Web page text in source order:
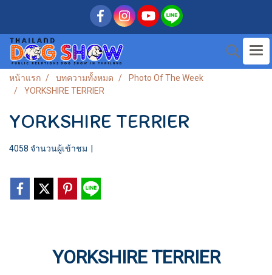
หน้าแรก บทความทั้งหมด
Photo Of The Week
YORKSHIRE TERRIER
YORKSHIRE TERRIER
4058 จำนวนผู้เข้าชม
YORKSHIRE TERRIER